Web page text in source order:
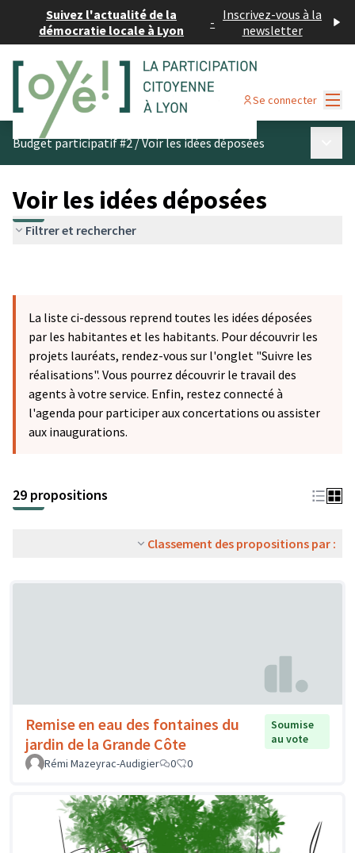
Suivez l'actualité de la
démocratie locale à Lyon
- Inscrivez-vous à la
newsletter
Se connecter
Budget participatif #2/Voir les idées déposées
Voir les idées déposées
Filtrer et rechercher
La liste ci-dessous reprend toutes les idées déposées
par les habitantes et les habitants. Pour découvrir les
projets lauréats, rendez-vous sur l'onglet "Suivre les
réalisations". Vous pourrez découvrir le travail des
agents à votre service. Enfin, restez connecté à
l'agenda pour participer aux concertations ou assister
aux inaugurations.
29 propositions
Classement des propositions par :
Remise en eau des fontaines du
jardin de la Grande Côte
Soumise
au vote
Rémi Mazeyrac-Audigier
0 0